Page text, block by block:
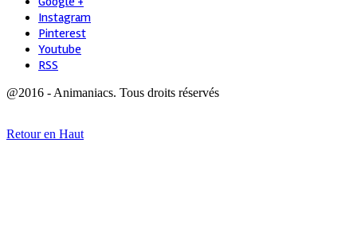
Instagram
Pinterest
Youtube
RSS
@2016 - Animaniacs. Tous droits réservés
Retour en Haut